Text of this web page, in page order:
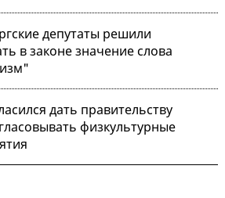
депутаты решили
в законе значение слова
дать правительству
физкультурные